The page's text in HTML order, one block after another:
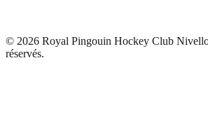
© 2026 Royal Pingouin Hockey Club
réservés.